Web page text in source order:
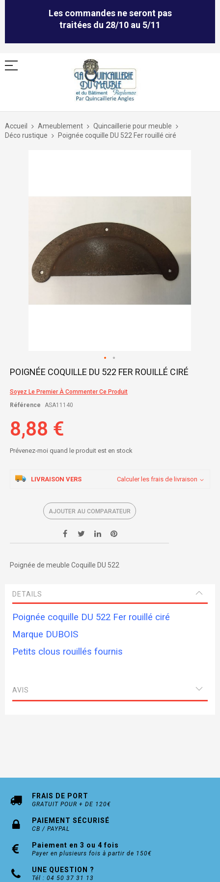
Les commandes ne seront pas
traitées du 28/10 au 5/11
Allez
contenu
Accueil Ameublement
Quincaillerie pour meuble
Déco rustique
Poignée coquille DU 522 Fer rouillé ciré
Skip
beginning
of
images
gallery
POIGNÉE COQUILLE DU 522 FER ROUILLÉ CIRÉ
Soyez Le Premier À Commenter Ce Produit
Référence
ASA11140
8,88 €
Prévenez-moi quand le produit est en stock
LIVRAISON VERS Calculer les frais de livraison
AJOUTER AU COMPARATEUR
Poignée de meuble Coquille DU 522
DETAILS
Poignée coquille DU 522 Fer rouillé ciré
Marque DUBOIS
Petits clous rouillés fournis
AVIS
FRAIS DE PORT
GRATUIT POUR + DE 120€
PAIEMENT SÉCURISÉ
CB / PAYPAL
Paiement en 3 ou 4 fois
Payer en plusieurs fois à partir de 150€
UNE QUESTION ?
Tél : 04 50 37 31 13